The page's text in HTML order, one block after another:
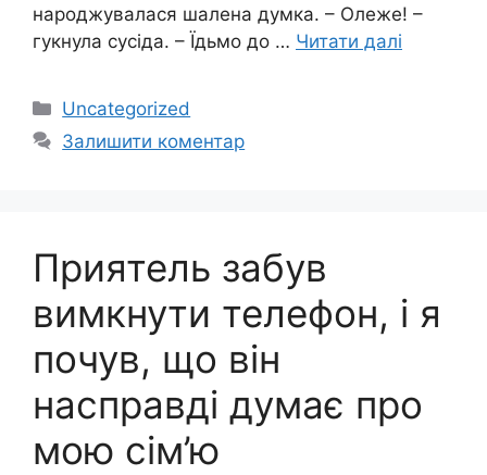
народжувалася шалена думка. – Олеже! –
гукнула сусіда. – Їдьмо до … Читати далі
Категорії
Uncategorized
Залишити коментар
Приятель забув
вимкнути телефон, і я
почув, що він
насправді думає про
мою сім’ю